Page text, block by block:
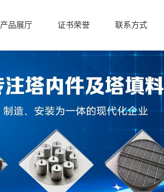
产品展厅 证书荣誉 联系方式